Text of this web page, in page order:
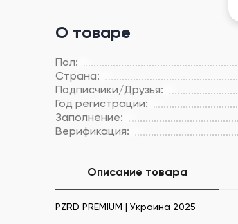
О товаре
Пол:
Страна:
Подписчики/Друзья:
Год регистрации:
Заполнение:
Верификация:
Описание товара
PZRD PREMIUM | Украина 2025